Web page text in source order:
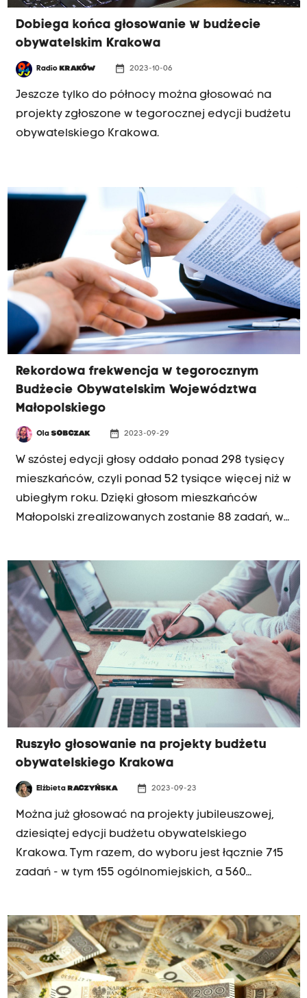
Dobiega końca głosowanie w budżecie
obywatelskim Krakowa
Radio KRAKÓW date_range 2023-10-06
Jeszcze tylko do północy można głosować na
projekty zgłoszone w tegorocznej edycji budżetu
obywatelskiego Krakowa.
Rekordowa frekwencja w tegorocznym
Budżecie Obywatelskim Województwa
Małopolskiego
OlaSOBCZAK date_range 2023-09-29
W szóstej edycji głosy oddało ponad 298 tysięcy
mieszkańców, czyli ponad 52 tysiące więcej niż w
ubiegłym roku. Dzięki głosom mieszkańców
Małopolski zrealizowanych zostanie 88 zadań, w
Ruszyło głosowanie na projekty budżetu
obywatelskiego Krakowa
Elżbieta RACZYŃSKA date_range 2023-09-23
Można już głosować na projekty jubileuszowej,
dziesiątej edycji budżetu obywatelskiego
Krakowa. Tym razem, do wyboru jest łącznie 715
zadań - w tym 155 ogólnomiejskich, a 560